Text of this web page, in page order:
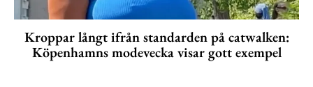
Kroppar långt ifrån standarden på catwalken:
Köpenhamns modevecka visar gott exempel